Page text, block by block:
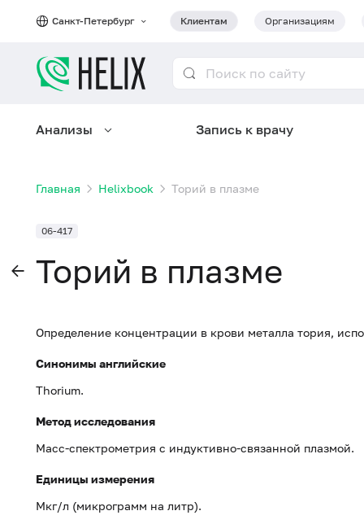
Санкт-Петербург Клиентам Организациям
Анализы Запись к врачу
Главная Helixbook Торий в плазме
06-417
Торий в плазме
Определение концентрации в крови металла тория,
Синонимы английские
Thorium.
Метод исследования
Масс-спектрометрия с индуктивно-связанной плазмой.
Единицы измерения
Мкг/л (микрограмм на литр).